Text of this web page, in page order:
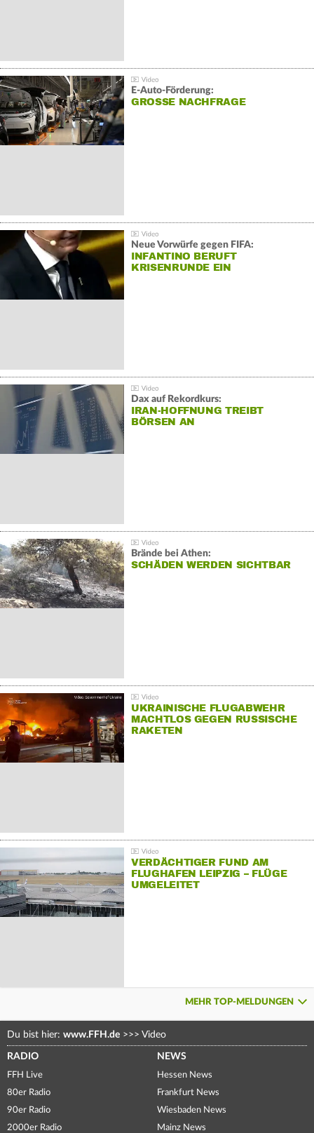
E-Auto-Förderung:
GROSSE NACHFRAGE
Neue Vorwürfe gegen FIFA:
INFANTINO BERUFT
KRISENRUNDE EIN
Dax auf Rekordkurs:
IRAN-HOFFNUNG TREIBT
BÖRSEN AN
Brände bei Athen:
SCHÄDEN WERDEN SICHTBAR
UKRAINISCHE FLUGABWEHR
MACHTLOS GEGEN RUSSISCHE
RAKETEN
VERDÄCHTIGER FUND AM
FLUGHAFEN LEIPZIG – FLÜGE
UMGELEITET
MEHR TOP-MELDUNGEN
Du bist hier: www.FFH.de >>> Video
RADIO
FFH Live
80er Radio
90er Radio
2000er Radio
NEWS
Hessen News
Frankfurt News
Wiesbaden News
Mainz News